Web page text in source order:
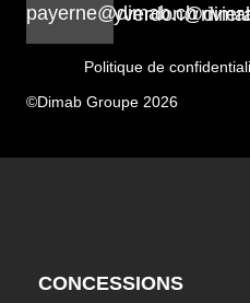
payerne@dimab.ch
Politique de
©Dimab Groupe 2026
CONCESSIONS